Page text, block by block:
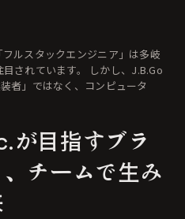
ルスタックエンジニア」は多岐
す。 しかし、J.B.Go
者」ではなく、コンピュータ
目指すブラ
チームで生み